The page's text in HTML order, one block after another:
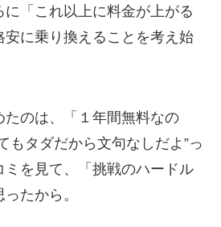
「これ以上に料金が上がる
に乗り換えることを考え始
のは、「１年間無料なの
もタダだから文句なしだよ”っ
ミを見て、「挑戦のハードル
たから。